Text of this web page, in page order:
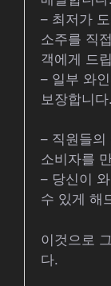
– 최저가
소주를 직
객에게 드
– 일부 와
보장합니다.
– 직원들의
소비자를
– 당신이
수 있게 해
이것으로
다.